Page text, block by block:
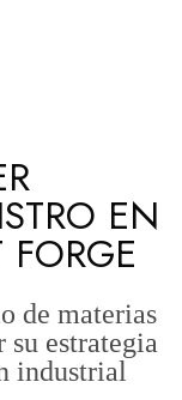
EN
de materias
su estrategia
industrial